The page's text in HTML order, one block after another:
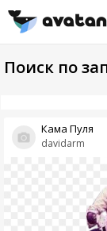
Поиск по
davidarm
Кама Пуля